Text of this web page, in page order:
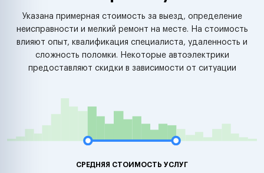
Указана примерная стоимость за выезд, определение
неисправности и мелкий ремонт на месте. На стоимость
влияют опыт, квалификация специалиста, удаленность и
сложность поломки. Некоторые автоэлектрики
предоставляют скидки в зависимости от ситуации
СРЕДНЯЯ СТОИМОСТЬ УСЛУГ